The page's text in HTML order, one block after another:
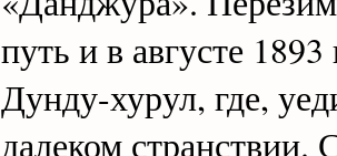
путь и в августе
Дунду-хурул, где,
далеком странствии.